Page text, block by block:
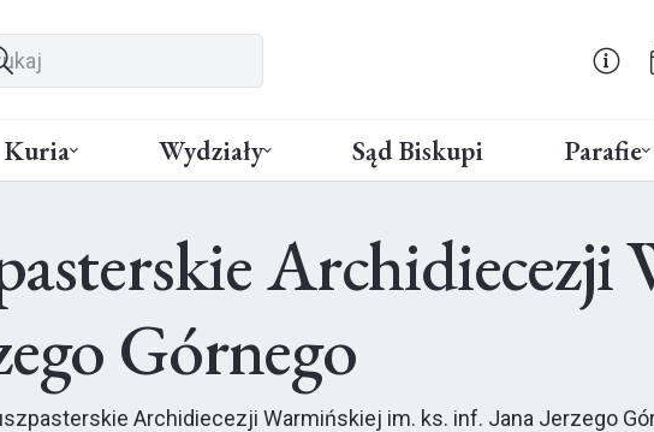
Kuria Wydziały Sąd Biskupi Parafie
Archidiecezji
Górnego
Archidiecezji Warmińskiej im. ks. inf. Jana Jerzego